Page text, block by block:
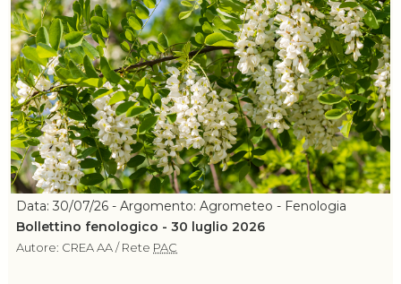
Data: 30/07/26 - Argomento: Agrometeo - Fenologia
Bollettino fenologico - 30 luglio 2026
Autore: CREA AA / Rete PAC